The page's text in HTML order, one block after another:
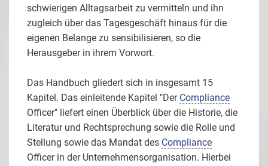
schwierigen Alltagsarbeit zu vermitteln und ihn
zugleich über das Tagesgeschäft hinaus für die
eigenen Belange zu sensibilisieren, so die
Herausgeber in ihrem Vorwort.
Das Handbuch gliedert sich in insgesamt 15
Kapitel. Das einleitende Kapitel "Der Compliance
Officer" liefert einen Überblick über die Historie, die
Literatur und Rechtsprechung sowie die Rolle und
Stellung sowie das Mandat des Compliance
Officer in der Unternehmensorganisation. Hierbei